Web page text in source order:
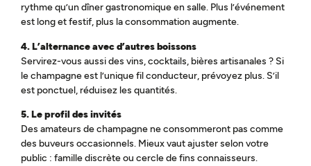
rythme qu’un dîner gastronomique en salle. Plus l’événement
est long et festif, plus la consommation augmente.
4. L’alternance avec d’autres boissons
Servirez-vous aussi des vins, cocktails, bières artisanales ? Si
le champagne est l’unique fil conducteur, prévoyez plus. S’il
est ponctuel, réduisez les quantités.
5. Le profil des invités
Des amateurs de champagne ne consommeront pas comme
des buveurs occasionnels. Mieux vaut ajuster selon votre
public : famille discrète ou cercle de fins connaisseurs.